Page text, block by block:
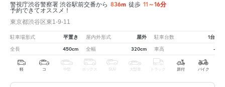
警視庁渋谷警察署 渋谷駅前交番から 836m 徒歩 11～16分
予約できてオススメ！
東京都渋谷区東1-9-11
駐車場形式 平置き 屋内外形式 屋外 駐車台数 1台
全長 450cm 全幅 320cm 車高 -
軽 コ 中型 ボックス SUV 大型車 トラック 原付 バイク